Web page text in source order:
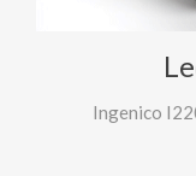
Ingenico